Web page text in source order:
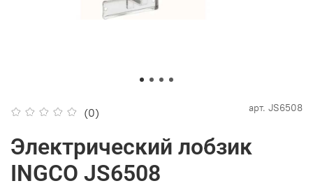
(0) арт. JS6508
Электрический лобзик
INGCO JS6508